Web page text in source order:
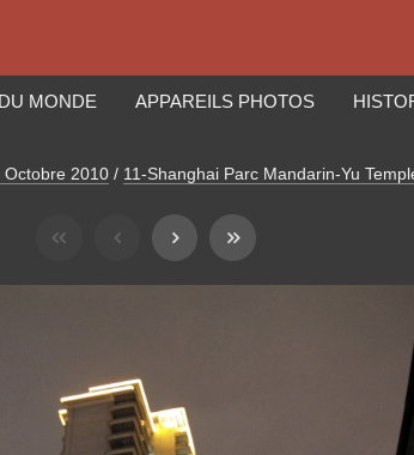
MONDE APPAREILS PHOTOS
Octobre 2010 / 11-Shanghai Parc Mandarin-Yu